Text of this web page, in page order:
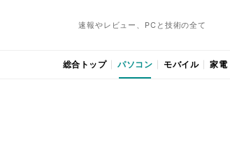
速報やレビュー、PCと技術の全て
総合トップ パソコン モバイル 家電